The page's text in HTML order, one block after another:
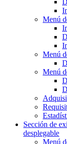
Menú
Menú
Menú
Sección de
desplegable
Menú